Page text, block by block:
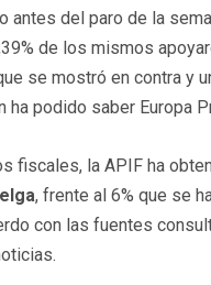
antes del paro de la
de los mismos
se mostró en contra y
ha podido saber Europa
fiscales, la APIF ha
, frente al 6% que se
con las fuentes